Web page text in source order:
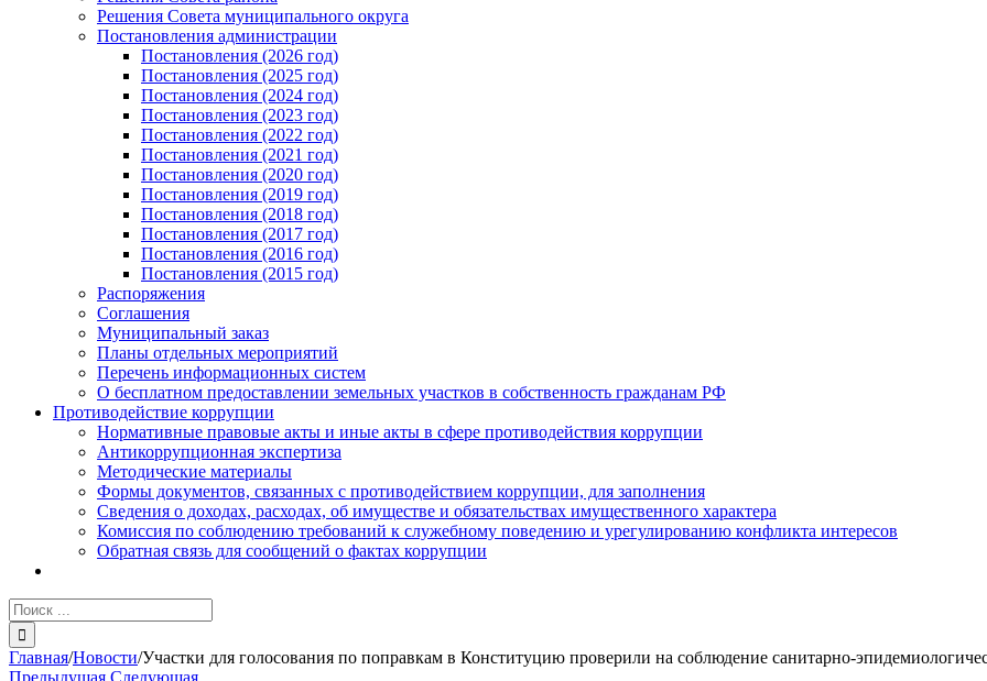
Решения Совета муниципального округа
Постановления администрации
Постановления (2026 год)
Постановления (2025 год)
Постановления (2024 год)
Постановления (2023 год)
Постановления (2022 год)
Постановления (2021 год)
Постановления (2020 год)
Постановления (2019 год)
Постановления (2018 год)
Постановления (2017 год)
Постановления (2016 год)
Постановления (2015 год)
Распоряжения
Соглашения
Муниципальный заказ
Планы отдельных мероприятий
Перечень информационных систем
О бесплатном предоставлении земельных участков в собственность гражданам РФ
Противодействие коррупции
Нормативные правовые акты и иные акты в сфере противодействия коррупции
Антикоррупционная экспертиза
Методические материалы
Формы документов, связанных с противодействием коррупции, для заполнения
Сведения о доходах, расходах, об имуществе и обязательствах имущественного характера
Комиссия по соблюдению требований к служебному поведению и урегулированию конфликта интересов
Обратная связь для сообщений о фактах коррупции
Результат
поиска:
Главная/Новости/Участки для голосования по поправкам в Конституцию проверили на соблюдение санитарно-
Предыдущая Следующая